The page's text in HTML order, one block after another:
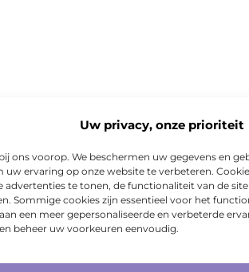
Uw privacy, onze prioriteit
ons voorop. We beschermen uw gegevens en
uw ervaring op onze website te verbeteren.
advertenties te tonen, de functionaliteit van de
Sommige cookies zijn essentieel voor het
een meer gepersonaliseerde en verbeterde
en beheer uw voorkeuren eenvoudig.